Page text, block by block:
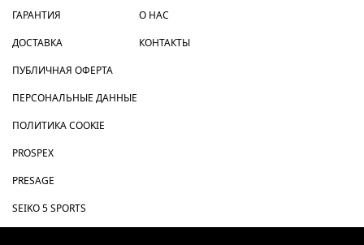
ГАРАНТИЯ
ДОСТАВКА
О НАС
КОНТАКТЫ
ПУБЛИЧНАЯ ОФЕРТА
ПЕРСОНАЛЬНЫЕ ДАННЫЕ
ПОЛИТИКА COOKIE
PROSPEX
PRESAGE
SEIKO 5 SPORTS